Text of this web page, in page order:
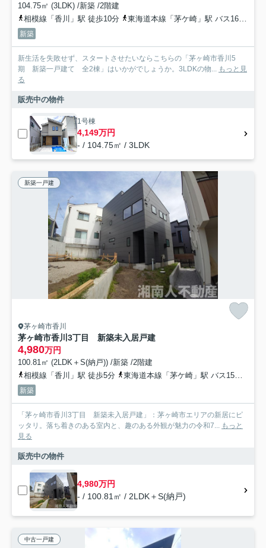
104.75㎡ (3LDK) /新築 /2階建
相模線「香川」駅 徒歩10分
東海道本線「茅ケ崎」駅 バス16分 神奈川中央交通「香川小学校入口」 停歩5分
新築
新生活を失敗せず、スタートさせたいならこちらの「茅ヶ崎市香川5
期 新築一戸建て 全2棟」はいかがでしょうか。3LDKの物... もっと見
る
販売中の物件
1号棟
4,149万円
- / 104.75㎡ / 3LDK
新築一戸建
茅ヶ崎市香川
茅ヶ崎市香川3丁目 新築未入居戸建
4,980万円
100.81㎡ (2LDK＋S(納戸)) /新築 /2階建
相模線「香川」駅 徒歩5分
東海道本線「茅ケ崎」駅 バス15分 神奈川中央交通「鶴が台団地」 停歩12分
新築
「茅ヶ崎市香川3丁目 新築未入居戸建」：茅ヶ崎市エリアの新居にピ
ッタリ。落ち着きのある室内と、趣のある外観が魅力の令和7... もっと
見る
販売中の物件
4,980万円
- / 100.81㎡ / 2LDK＋S(納戸)
中古一戸建